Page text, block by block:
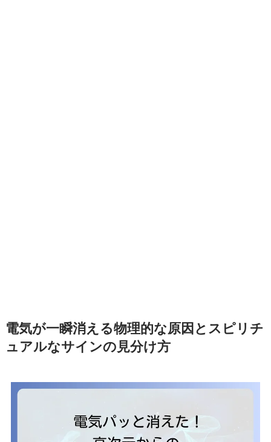
電気が一瞬消える物理的な原因とスピリチ
ュアルなサインの見分け方